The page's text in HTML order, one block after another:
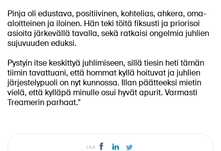
Pinja oli edustava, positiivinen, kohtelias, ahkera, oma-
aloitteinen ja iloinen. Hän teki töitä fiksusti ja priorisoi
asioita järkevällä tavalla, sekä ratkaisi ongelmia juhlien
sujuvuuden eduksi.
Pystyin itse keskittyä juhlimiseen, sillä tiesin heti tämän
tiimin tavattuani, että hommat kyllä hoituvat ja juhlien
järjestelypuoli on nyt kunnossa. Illan päätteeksi mietin
vielä, että kylläpä minulle osui hyvät apurit. Varmasti
Treamerin parhaat."
JAA